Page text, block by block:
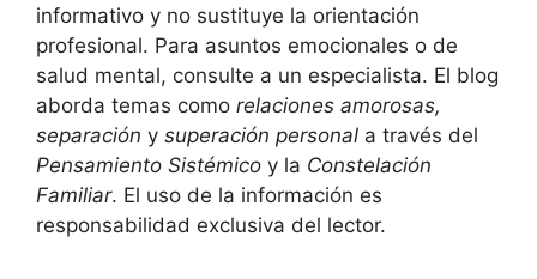
informativo y no sustituye la orientación
profesional. Para asuntos emocionales o de
salud mental, consulte a un especialista. El blog
aborda temas como relaciones amorosas,
separación y superación personal a través del
Pensamiento Sistémico y la Constelación
Familiar. El uso de la información es
responsabilidad exclusiva del lector.